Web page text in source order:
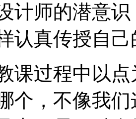
计师的潜意
认真传授自
过程中以点
个，不像我